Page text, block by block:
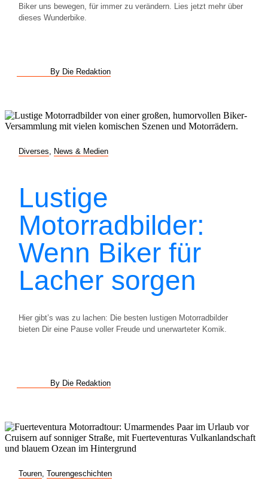
Biker uns bewegen, für immer zu verändern. Lies jetzt mehr über
dieses Wunderbike.
By Die Redaktion
Diverses News & Medien
Lustige
Motorradbilder:
Wenn Biker für
Lacher sorgen
Hier gibt’s was zu lachen: Die besten lustigen Motorradbilder
bieten Dir eine Pause voller Freude und unerwarteter Komik.
By Die Redaktion
Touren Tourengeschichten